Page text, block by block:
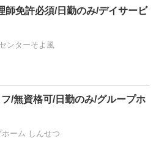
師免許必須/日勤のみ/デイサービ
ンターそよ風
/無資格可/日勤のみ/グループホ
ーム しんせつ